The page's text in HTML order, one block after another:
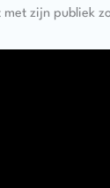
zijn publiek